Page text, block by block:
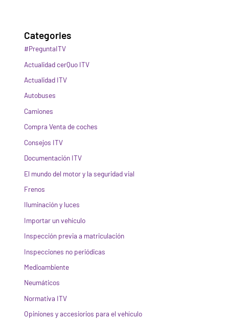
Categories
#PreguntaITV
Actualidad cerQuo ITV
Actualidad ITV
Autobuses
Camiones
Compra Venta de coches
Consejos ITV
Documentación ITV
El mundo del motor y la seguridad vial
Frenos
Iluminación y luces
Importar un vehículo
Inspección previa a matriculación
Inspecciones no periódicas
Medioambiente
Neumáticos
Normativa ITV
Opiniones y accesiorios para el vehículo